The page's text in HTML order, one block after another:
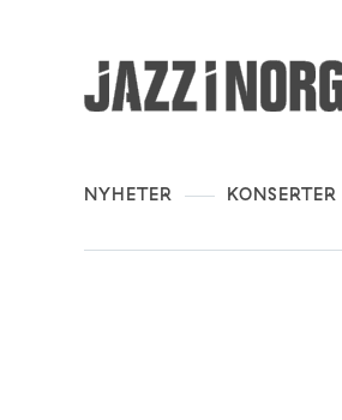
NYHETER KONSERTER